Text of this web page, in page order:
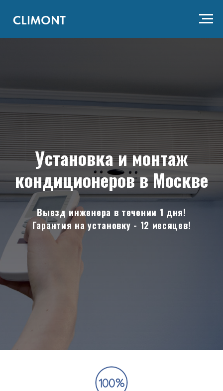
CLIMONT
Установка и монтаж
кондиционеров в Москве
Выезд инженера в течении 1 дня!
Гарантия на установку - 12 месяцев!